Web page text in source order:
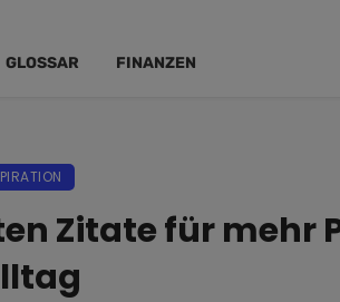
GLOSSAR FINANZEN
Zitate für mehr